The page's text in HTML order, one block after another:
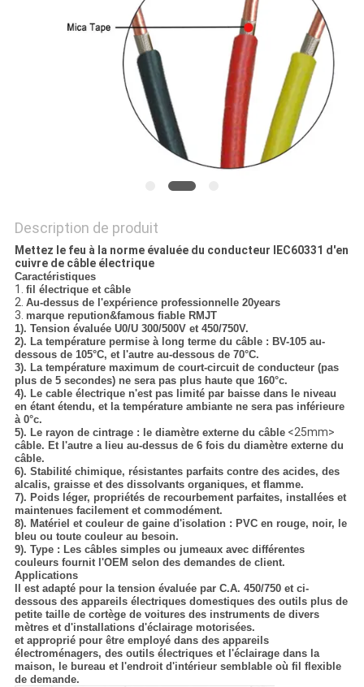
NOUVELLES
NEWS
PLAN
DU
SITE
POLITIQUE
DE
CONFIDENTIALITÉ
Description de produit
Mettez le feu à la norme évaluée du conducteur IEC60331 d'en
cuivre de câble électrique
Caractéristiques
1. fil électrique et câble
2. Au-dessus de l'expérience professionnelle 20years
3. marque repution&famous fiable RMJT
1). Tension évaluée U0/U 300/500V et 450/750V.
2). La température permise à long terme du câble : BV-105 au-
dessous de 105°C, et l'autre au-dessous de 70°C.
3). La température maximum de court-circuit de conducteur (pas
plus de 5 secondes) ne sera pas plus haute que 160°c.
4). Le cable électrique n'est pas limité par baisse dans le niveau
en étant étendu, et la température ambiante ne sera pas inférieure
à 0°c.
5). Le rayon de cintrage : le diamètre externe du câble<25mm>
câble. Et l'autre a lieu au-dessus de 6 fois du diamètre externe du
câble.
6). Stabilité chimique, résistantes parfaits contre des acides, des
alcalis, graisse et des dissolvants organiques, et flamme.
7). Poids léger, propriétés de recourbement parfaites, installées et
maintenues facilement et commodément.
8). Matériel et couleur de gaine d'isolation : PVC en rouge, noir, le
bleu ou toute couleur au besoin.
9). Type : Les câbles simples ou jumeaux avec différentes
couleurs fournit l'OEM selon des demandes de client.
Applications
Il est adapté pour la tension évaluée par C.A. 450/750 et ci-
dessous des appareils électriques domestiques des outils plus de
petite taille de cortège de voitures des instruments de divers
mètres et d'installations d'éclairage motorisées.
et approprié pour être employé dans des appareils
électroménagers, des outils électriques et l'éclairage dans la
maison, le bureau et l'endroit d'intérieur semblable où fil flexible
de demande.